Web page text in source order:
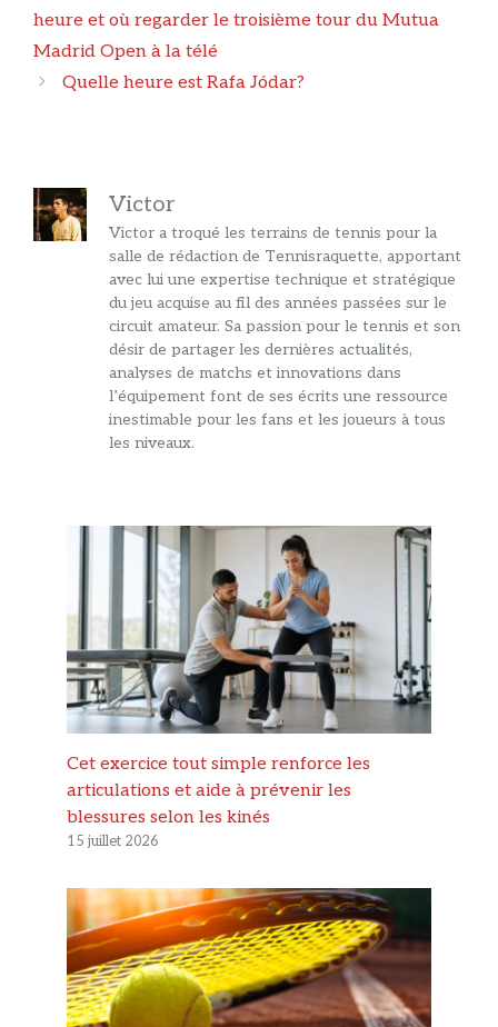
des
articles
heure et où regarder le troisième tour du Mutua
Madrid Open à la télé
Quelle heure est Rafa Jódar?
Victor
Victor a troqué les terrains de tennis pour la
salle de rédaction de Tennisraquette, apportant
avec lui une expertise technique et stratégique
du jeu acquise au fil des années passées sur le
circuit amateur. Sa passion pour le tennis et son
désir de partager les dernières actualités,
analyses de matchs et innovations dans
l’équipement font de ses écrits une ressource
inestimable pour les fans et les joueurs à tous
les niveaux.
Cet exercice tout simple renforce les
articulations et aide à prévenir les
blessures selon les kinés
15 juillet 2026